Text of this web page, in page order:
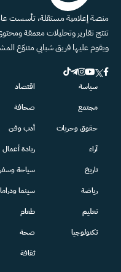
تنتج تقارير وتحليلات معمقة
ويقوم عليها فريق شبابي متنوّع
سياسة
مجتمع
حقوق وحريات
آراء
تاريخ
رياضة
تعليم
تكنولوجيا
اقتصاد
صحافة
أدب وفن
ريادة أعمال
سياحة وسفر
سينما ودراما
طعام
صحة
ثقافة